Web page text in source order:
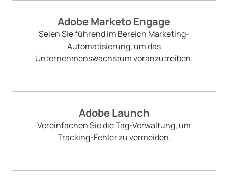
Adobe Marketo Engage
Seien Sie führend im Bereich Marketing-
Automatisierung, um das
Unternehmenswachstum voranzutreiben.
Adobe Launch
Vereinfachen Sie die Tag-Verwaltung, um
Tracking-Fehler zu vermeiden.